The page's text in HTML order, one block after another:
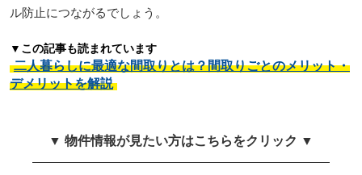
ル防止につながるでしょう。
▼この記事も読まれています
二人暮らしに最適な間取りとは？間取りごとのメリット・
デメリットを解説
▼ 物件情報が見たい方はこちらをクリック ▼